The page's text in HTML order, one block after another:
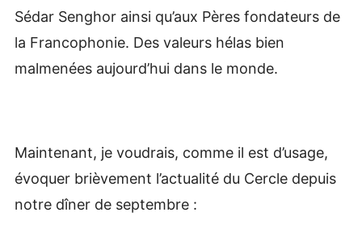
Sédar Senghor ainsi qu’aux Pères fondateurs de
la Francophonie. Des valeurs hélas bien
malmenées aujourd’hui dans le monde.
Maintenant, je voudrais, comme il est d’usage,
évoquer brièvement l’actualité du Cercle depuis
notre dîner de septembre :